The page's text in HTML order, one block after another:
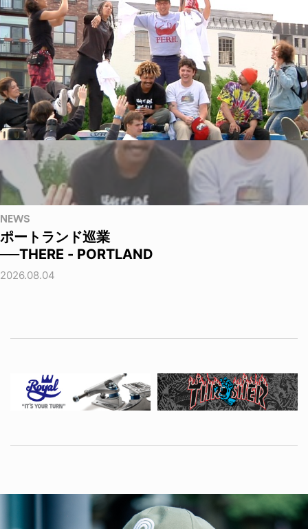
NEWS
ポートランド巡業
──THERE - PORTLAND
2026.08.04